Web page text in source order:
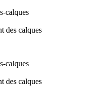
calques
des calques
calques
des calques